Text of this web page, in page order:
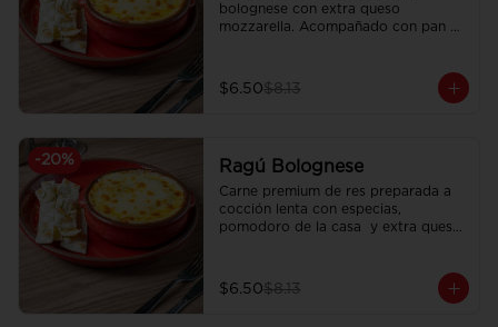
bolognese con extra queso
mozzarella. Acompañado con pan
$6.50$8.13
-20% Ragú Bolognese
Carne premium de res preparada a
cocción lenta con especias,
pomodoro de la casa  y extra queso
$6.50$8.13